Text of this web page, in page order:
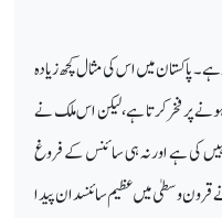
پاکستان میں اس کی مثال کچھ زیادہ
پر فخر کرتا ہے، لیکن اس ملک نے
کی ہے اور نہ ہی سائنس کے فروغ
وسطیٰ میں عظیم سائنسدان پیدا